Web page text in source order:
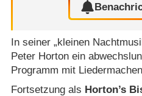
In seiner „kleinen
Peter Horton ein
Programm mit
Fortsetzung als Horton’s